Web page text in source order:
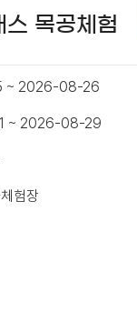
목공체험
~ 2026-08-26
~ 2026-08-29
험장